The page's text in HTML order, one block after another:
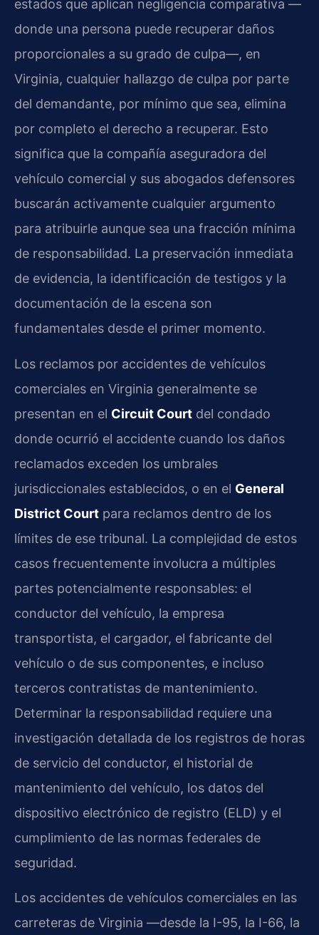
estados que aplican negligencia comparativa —
donde una persona puede recuperar daños
proporcionales a su grado de culpa—, en
Virginia, cualquier hallazgo de culpa por parte
del demandante, por mínimo que sea, elimina
por completo el derecho a recuperar. Esto
significa que la compañía aseguradora del
vehículo comercial y sus abogados defensores
buscarán activamente cualquier argumento
para atribuirle aunque sea una fracción mínima
de responsabilidad. La preservación inmediata
de evidencia, la identificación de testigos y la
documentación de la escena son
fundamentales desde el primer momento.
Los reclamos por accidentes de vehículos
comerciales en Virginia generalmente se
presentan en el Circuit Court del condado
donde ocurrió el accidente cuando los daños
reclamados exceden los umbrales
jurisdiccionales establecidos, o en el General
District Court para reclamos dentro de los
límites de ese tribunal. La complejidad de estos
casos frecuentemente involucra a múltiples
partes potencialmente responsables: el
conductor del vehículo, la empresa
transportista, el cargador, el fabricante del
vehículo o de sus componentes, e incluso
terceros contratistas de mantenimiento.
Determinar la responsabilidad requiere una
investigación detallada de los registros de horas
de servicio del conductor, el historial de
mantenimiento del vehículo, los datos del
dispositivo electrónico de registro (ELD) y el
cumplimiento de las normas federales de
seguridad.
Los accidentes de vehículos comerciales en las
carreteras de Virginia —desde la I-95, la I-66, la